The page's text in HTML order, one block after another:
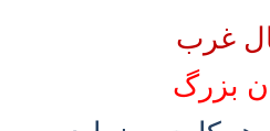
غرب
بزرگ